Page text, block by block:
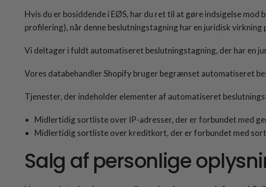
Hvis du er bosiddende i EØS, har du ret til at gøre indsigelse
profilering), når denne beslutningstagning har en juridisk
Vi deltager i fuldt automatiseret beslutningstagning, der har en
Vores databehandler Shopify bruger begrænset automatiseret
Tjenester, der indeholder elementer af automatiseret
Midlertidig sortliste over IP-adresser, der er forbundet med
Midlertidig sortliste over kreditkort, der er forbundet med
Salg af personlige